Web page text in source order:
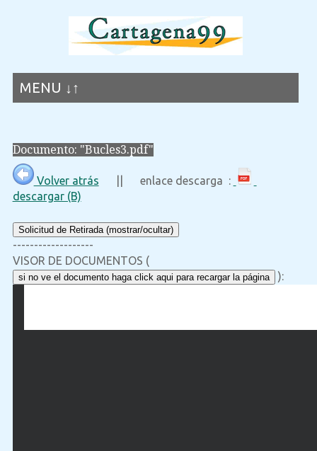
MENU ↓↑
Documento: "Bucles3.pdf"
Volver atrás || enlace descarga :
descargar (B)
Solicitud de Retirada (mostrar/ocultar)
-------------------
VISOR DE DOCUMENTOS (
si no ve el documento haga click aqui para recargar la página ):